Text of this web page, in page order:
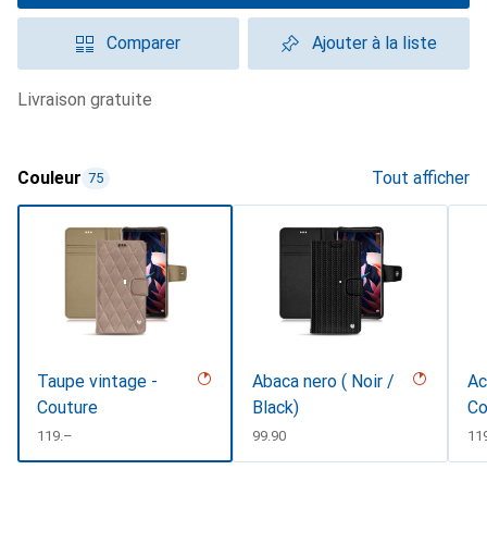
Comparer Ajouter à la liste
livraison gratuite
Couleur 75 Tout afficher
Taupe vintage -
Couture
CHF
119.–
Abaca nero ( Noir /
Black)
CHF
99.90